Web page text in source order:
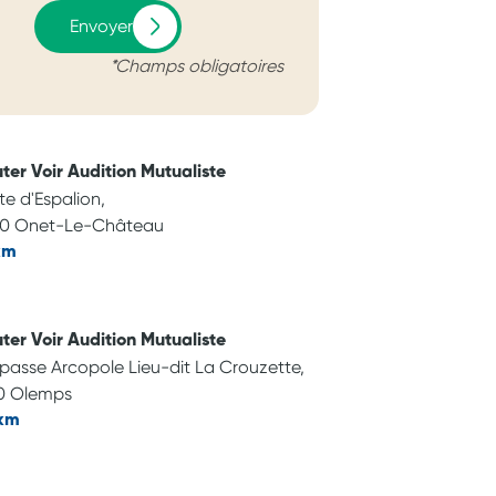
Envoyer
*Champs obligatoires
Voir Audition Mutualiste
d'Espalion,
Onet-Le-Château
Voir Audition Mutualiste
Arcopole Lieu-dit La Crouzette,
Olemps